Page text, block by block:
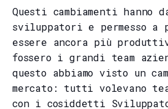
Questi cambiamenti hanno
sviluppatori e permesso a
essere ancora più
fossero i grandi team
questo abbiamo visto un
mercato: tutti volevano
con i cosiddetti